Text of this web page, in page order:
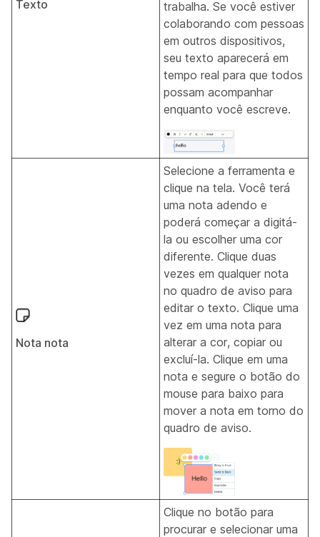
Texto
trabalha. Se você estiver
colaborando com pessoas
em outros dispositivos,
seu texto aparecerá em
tempo real para que todos
possam acompanhar
enquanto você escreve.
Nota nota
Selecione a ferramenta e
clique na tela. Você terá
uma nota adendo e
poderá começar a digitá-
la ou escolher uma cor
diferente. Clique duas
vezes em qualquer nota
no quadro de aviso para
editar o texto. Clique uma
vez em uma nota para
alterar a cor, copiar ou
excluí-la. Clique em uma
nota e segure o botão do
mouse para baixo para
mover a nota em torno do
quadro de aviso.
Clique no botão para
procurar e selecionar uma